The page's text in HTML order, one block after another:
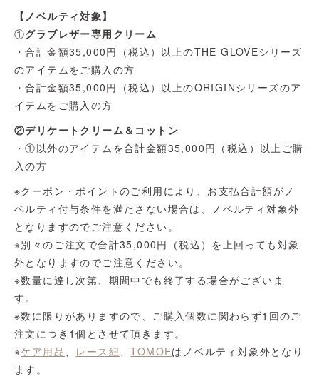
【ノベルティ対象】
①グラブレザー専用クリーム
・合計金額35,000円（税込）以上のTHE GLOVEシリーズ
のアイテムをご購入の方
・合計金額35,000円（税込）以上のORIGINシリーズのア
イテムをご購入の方
②デリケートクリーム＆コットン
・①以外のアイテムを合計金額35,000円（税込）以上ご購
入の方
※クーポン・ポイントのご利用により、お支払合計額がノ
ベルティ付与条件を満たさない場合は、ノベルティ対象外
となりますのでご注意ください。
※別々のご注文で合計35,000円（税込）を上回っても対象
外となりますのでご注意ください。
※数量に達し次第、期間中でも終了する場合がございま
す。
※数に限りがありますので、ご購入個数に関わらず1回のご
注文につき1個とさせて頂きます。
※ケア用品、 レース紐、TOMOEはノベルティ対象外となり
ます。